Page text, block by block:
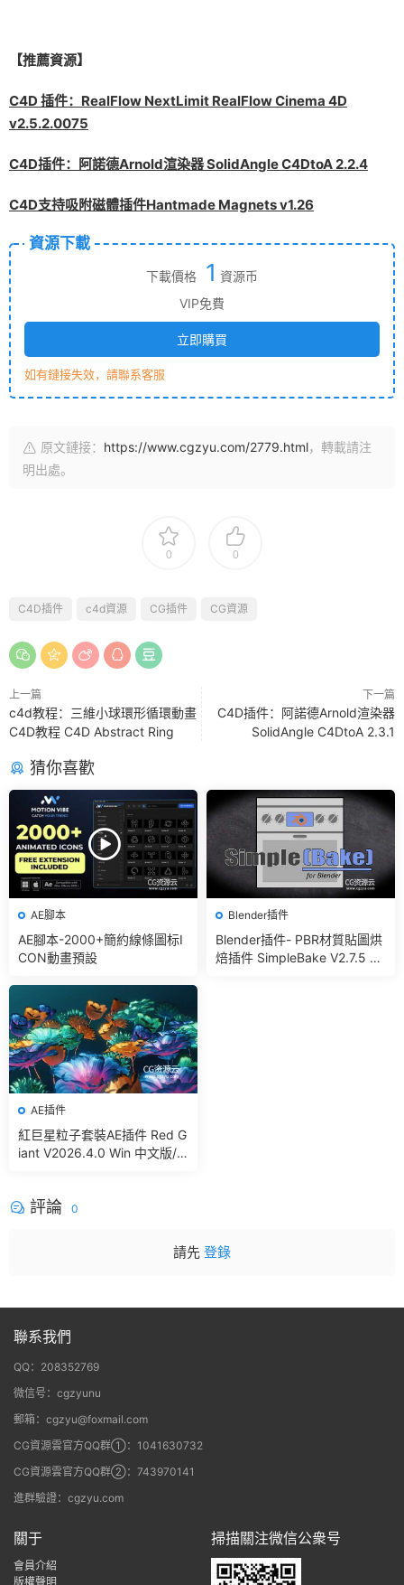
【推薦資源】
C4D 插件：RealFlow NextLimit RealFlow Cinema 4D
v2.5.2.0075
C4D插件：阿諾德Arnold渲染器 SolidAngle C4DtoA 2.2.4
C4D支持吸附磁體插件Hantmade Magnets v1.26
資源下載
下載價格 1 資源币
VIP免費
立即購買
如有鏈接失效，請聯系客服
原文鏈接： https://www.cgzyu.com/2779.html，轉載請注
明出處。
0 0
C4D插件 c4d資源 CG插件 CG資源
上一篇
c4d教程：三維小球環形循環動畫
C4D教程 C4D Abstract Ring
下一篇
C4D插件：阿諾德Arnold渲染器
SolidAngle C4DtoA 2.3.1
猜你喜歡
AE腳本
AE腳本-2000+簡約線條圖标I
CON動畫預設
Blender插件
Blender插件- PBR材質貼圖烘
焙插件 SimpleBake V2.7.5 –
AE插件
紅巨星粒子套裝AE插件 Red G
iant V2026.4.0 Win 中文版/
評論 0
請先 登錄
聯系我們
QQ：208352769
微信号：cgzyunu
郵箱：cgzyu@foxmail.com
CG資源雲官方QQ群①：1041630732
CG資源雲官方QQ群②：743970141
進群驗證：cgzyu.com
關于
會員介紹
版權聲明
掃描關注微信公衆号